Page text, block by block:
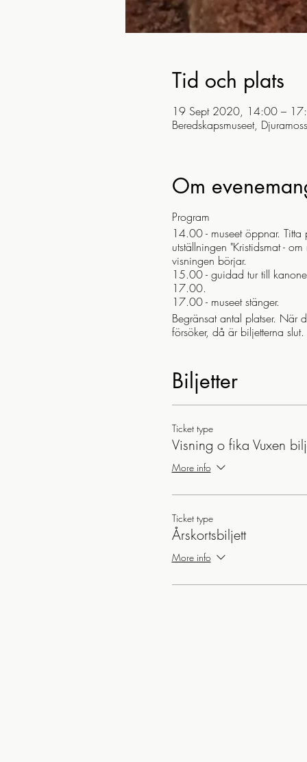
Tid och plats
19 Sept 2020, 14:00 –
Beredskapsmuseet,
Om
Program
14.00 - museet öppnar.
utställningen "Kristidsmat -
visningen börjar.
15.00 - guidad tur till
17.00.
17.00 - museet stänger.
Begränsat antal platser. När
försöker, då är biljetterna
Biljetter
Ticket type
Visning o fika Vuxen
More info
Ticket type
Årskortsbiljett
More info